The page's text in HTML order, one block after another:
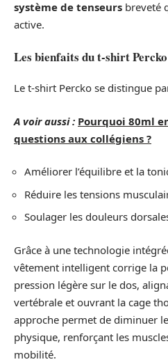
système de tenseurs breveté
active.
Les bienfaits du t-shirt Percko
Le t-shirt Percko se distingue
A voir aussi : Pourquoi 80ml
questions aux collégiens ?
Améliorer l’équilibre et la
Réduire les tensions
Soulager les douleurs
Grâce à une technologie
vêtement intelligent corrige la
pression légère sur le dos,
vertébrale et ouvrant la cage
approche permet de diminuer
physique, renforçant les
mobilité.